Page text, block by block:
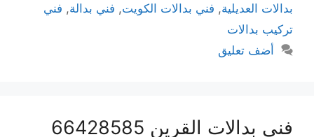
بدالات العديلية, فني بدالات الكويت, فني بدالة, فني
تركيب بدالات
أضف تعليق
فني بدالات القرين 66428585